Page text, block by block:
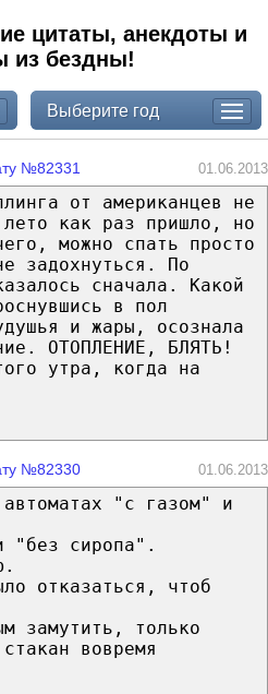
цитаты, анекдоты и
из бездны!
Выберите год
№82331 01.06.2013
от американцев не
как раз пришло, но
можно спать просто
задохнуться. По
сначала. Какой
в пол
и жары, осознала
ОТОПЛЕНИЕ, БЛЯТЬ!
утра, когда на
№82330 01.06.2013
"с газом" и
"без сиропа".
отказаться, чтоб
замутить, только
вовремя